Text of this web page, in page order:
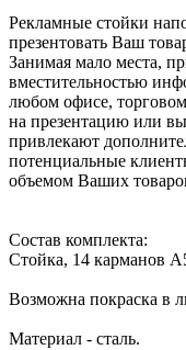
Рекламные стойки
презентовать Ваш
Занимая мало места,
вместительностью
любом офисе,
на презентацию или
привлекают
потенциальные
объемом Ваших
Состав комплекта:
Стойка, 14 карманов
Возможна покраска в
Материал - сталь.